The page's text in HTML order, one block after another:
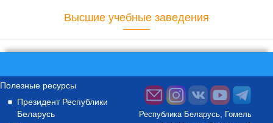
Высшие учебные заведения
Полезные ресурсы
Президент Республики
Беларусь
Республика Беларусь, Гомель